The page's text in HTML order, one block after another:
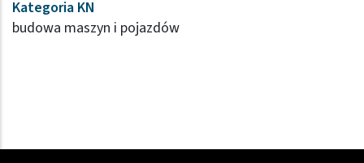
Kategoria KN
budowa maszyn i pojazdów